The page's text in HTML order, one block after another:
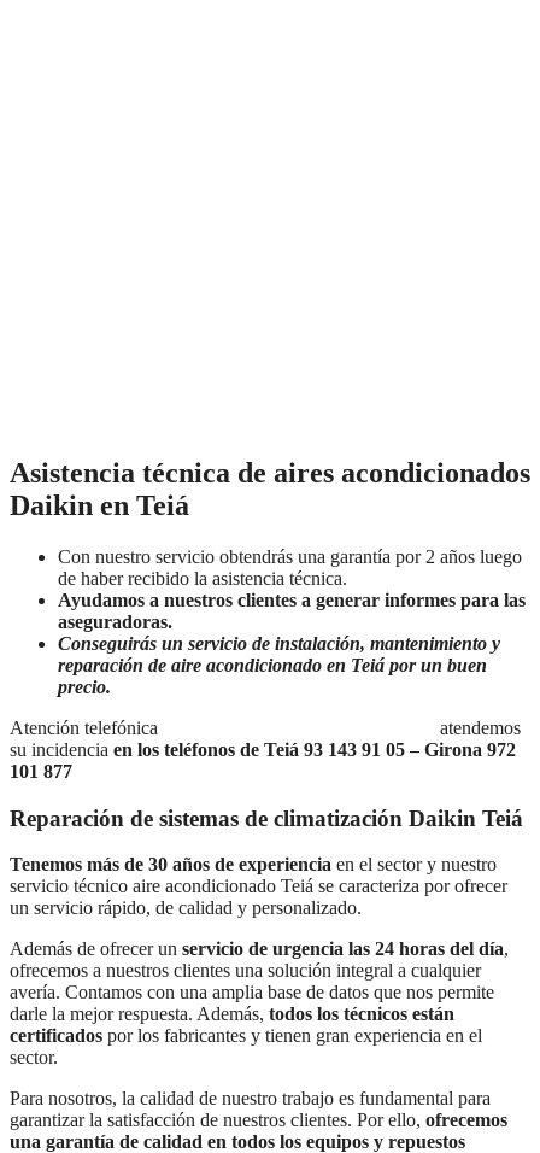
Asistencia técnica de aires acondicionados
Daikin en Teiá
Con nuestro servicio obtendrás una garantía por 2 años luego
de haber recibido la asistencia técnica.
Ayudamos a nuestros clientes a generar informes para las
aseguradoras.
Conseguirás un servicio de instalación, mantenimiento y
reparación de aire acondicionado en Teiá por un buen
precio.
Atención telefónica
atendemos
su incidencia en los teléfonos de Teiá 93 143 91 05 – Girona 972
101 877
Reparación de sistemas de climatización Daikin Teiá
Tenemos más de 30 años de experiencia en el sector y nuestro
servicio técnico aire acondicionado Teiá se caracteriza por ofrecer
un servicio rápido, de calidad y personalizado.
Además de ofrecer un servicio de urgencia las 24 horas del día,
ofrecemos a nuestros clientes una solución integral a cualquier
avería. Contamos con una amplia base de datos que nos permite
darle la mejor respuesta. Además, todos los técnicos están
certificados por los fabricantes y tienen gran experiencia en el
sector.
Para nosotros, la calidad de nuestro trabajo es fundamental para
garantizar la satisfacción de nuestros clientes. Por ello, ofrecemos
una garantía de calidad en todos los equipos y repuestos